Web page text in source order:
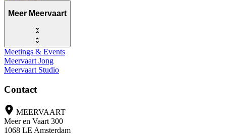
Meer Meervaart
Meetings & Events
Meervaart Jong
Meervaart Studio
Contact
MEERVAART
Meer en Vaart 300
1068 LE Amsterdam